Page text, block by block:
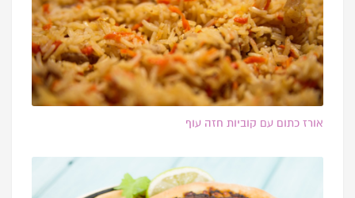
אורז כתום עם קוביות חזה עוף